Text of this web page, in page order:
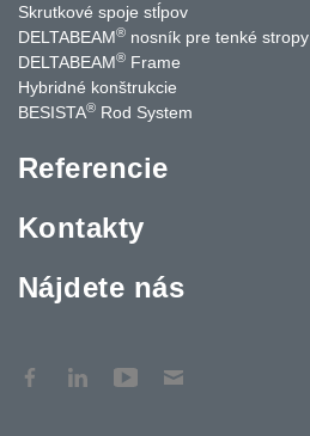
Skrutkové spoje stĺpov
DELTABEAM® nosník pre tenké stropy
DELTABEAM® Frame
Hybridné konštrukcie
BESISTA® Rod System
Referencie
Kontakty
Nájdete nás